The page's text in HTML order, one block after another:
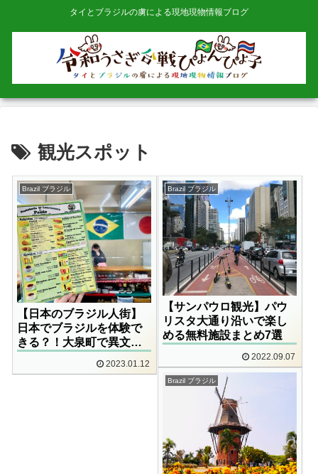
タイとブラジルの虜による現地現物情報ブログ
観光スポット
Brazil ブラジル
【日本のブラジル人街】
日本でブラジルを体験で
きる？！大泉町で異文化
2023.01.12
Brazil ブラジル
【サンパウロ観光】パウ
リスタ大通り沿いで楽し
める無料施設まとめ7選
2022.09.07
Brazil ブラジル